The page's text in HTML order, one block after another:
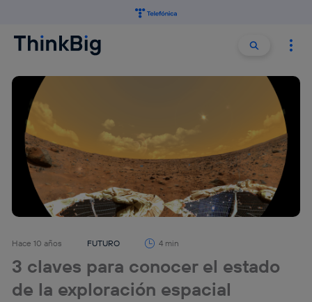
Buscar
Hace 10 años FUTURO 4 min
3 claves para conocer el estado
de la exploración espacial